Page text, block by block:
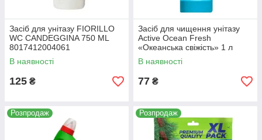
Засіб для унітазу FIORILLO
WC CANDEGGINA 750 ML
8017412004061
В наявності
125 ₴
Засіб для чищення унітазу
Active Ocean Fresh
«Океанська свіжість» 1 л
В наявності
77 ₴
Розпродаж Розпродаж